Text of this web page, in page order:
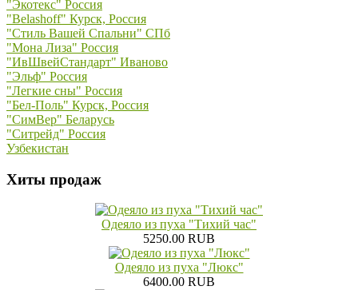
"Экотекс" Россия
"Belashoff" Курск, Россия
"Стиль Вашей Спальни" СПб
"Мона Лиза" Россия
"ИвШвейСтандарт" Иваново
"Эльф" Россия
"Легкие сны" Россия
"Бел-Поль" Курск, Россия
"СимВер" Беларусь
"Ситрейд" Россия
Узбекистан
Хиты продаж
Одеяло из пуха "Тихий час"
5250.00 RUB
Одеяло из пуха "Люкс"
6400.00 RUB